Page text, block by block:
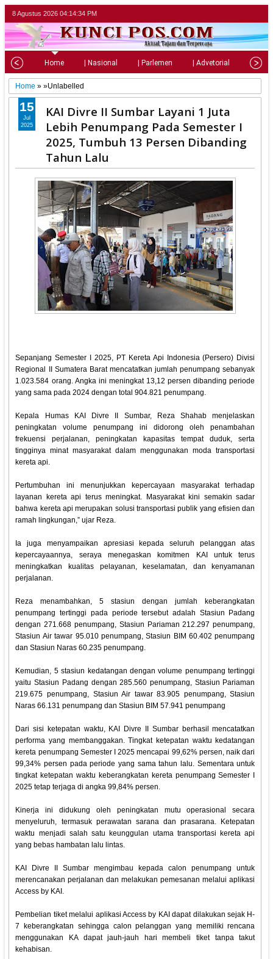
8 Agustus 2026 04:14:35 PM
Home | Nasional | Parlemen | Advetorial |
Home » »Unlabelled
KAI Divre II Sumbar Layani 1 Juta
Lebih Penumpang Pada Semester I
2025, Tumbuh 13 Persen Dibanding
Tahun Lalu
Sepanjang Semester I 2025, PT Kereta Api Indonesia (Persero) Divisi
Regional II Sumatera Barat mencatatkan jumlah penumpang sebanyak
1.023.584 orang. Angka ini meningkat 13,12 persen dibanding periode
yang sama pada 2024 dengan total 904.821 penumpang.
Kepala Humas KAI Divre II Sumbar, Reza Shahab menjelaskan
peningkatan volume penumpang ini didorong oleh penambahan
frekuensi perjalanan, peningkatan kapasitas tempat duduk, serta
tingginya minat masyarakat dalam menggunakan moda transportasi
kereta api.
Pertumbuhan ini menunjukkan kepercayaan masyarakat terhadap
layanan kereta api terus meningkat. Masyarakat kini semakin sadar
bahwa kereta api merupakan solusi transportasi publik yang efisien dan
ramah lingkungan,” ujar Reza.
Ia juga menyampaikan apresiasi kepada seluruh pelanggan atas
kepercayaannya, seraya menegaskan komitmen KAI untuk terus
meningkatkan kualitas pelayanan, keselamatan, dan kenyamanan
perjalanan.
Reza menambahkan, 5 stasiun dengan jumlah keberangkatan
penumpang tertinggi pada periode tersebut adalah Stasiun Padang
dengan 271.668 penumpang, Stasiun Pariaman 212.297 penumpang,
Stasiun Air tawar 95.010 penumpang, Stasiun BIM 60.402 penumpang
dan Stasiun Naras 60.235 penumpang.
Kemudian, 5 stasiun kedatangan dengan volume penumpang tertinggi
yaitu Stasiun Padang dengan 285.560 penumpang, Stasiun Pariaman
219.675 penumpang, Stasiun Air tawar 83.905 penumpang, Stasiun
Naras 66.131 penumpang dan Stasiun BIM 57.941 penumpang
Dari sisi ketepatan waktu, KAI Divre II Sumbar berhasil mencatatkan
performa yang membanggakan. Tingkat ketepatan waktu kedatangan
kereta penumpang Semester I 2025 mencapai 99,62% persen, naik dari
99,34% persen pada periode yang sama tahun lalu. Sementara untuk
tingkat ketepatan waktu keberangkatan kereta penumpang Semester I
2025 tetap terjaga di angka 99,84% persen.
Kinerja ini didukung oleh peningkatan mutu operasional secara
menyeluruh, termasuk perawatan sarana dan prasarana. Ketepatan
waktu menjadi salah satu keunggulan utama transportasi kereta api
yang bebas hambatan lalu lintas.
KAI Divre II Sumbar mengimbau kepada calon penumpang untuk
merencanakan perjalanan dan melakukan pemesanan melalui aplikasi
Access by KAI.
Pembelian tiket melalui aplikasi Access by KAI dapat dilakukan sejak H-
7 keberangkatan sehingga calon pelanggan yang memiliki rencana
menggunakan KA dapat jauh-jauh hari membeli tiket tanpa takut
kehabisan.
15
Jul
2025